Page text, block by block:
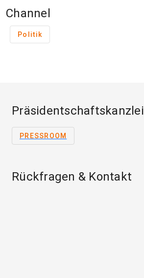
Channel
Politik
Präsidentschaftskanzlei
PRESSROOM
Rückfragen & Kontakt